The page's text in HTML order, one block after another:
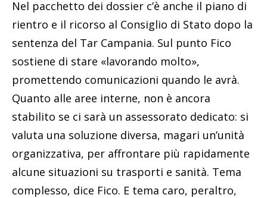
Nel pacchetto dei dossier c’è anche il piano di
rientro e il ricorso al Consiglio di Stato dopo la
sentenza del Tar Campania. Sul punto Fico
sostiene di stare «lavorando molto»,
promettendo comunicazioni quando le avrà.
Quanto alle aree interne, non è ancora
stabilito se ci sarà un assessorato dedicato: si
valuta una soluzione diversa, magari un’unità
organizzativa, per affrontare più rapidamente
alcune situazioni su trasporti e sanità. Tema
complesso, dice Fico. E tema caro, peraltro,